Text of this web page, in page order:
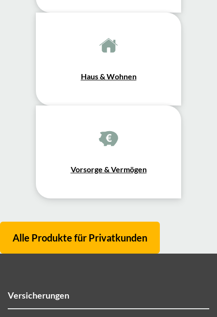
Haus & Wohnen
Vorsorge & Vermögen
Alle Produkte für Privatkunden
Versicherungen